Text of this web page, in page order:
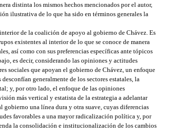
distinta los mismos hechos mencionados por el autor,
ilustrativa de lo que ha sido en términos generales la
de la coalición de apoyo al gobierno de Chávez. Es
existentes al interior de lo que se conoce de manera
así como con sus preferencias específicas ante tópicos
es decir, considerando las opiniones y actitudes
sociales que apoyan el gobierno de Chávez, un enfoque
generalmente de los sectores estatales, la
y, por otro lado, el enfoque de las opiniones
más vertical y estatista de la estrategia a adelantar
una línea dura y otra suave, cuyas diferencias
favorables a una mayor radicalización política y, por
la consolidación e institucionalización de los cambios